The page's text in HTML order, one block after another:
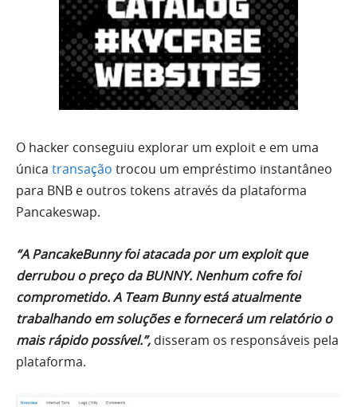
O hacker conseguiu explorar um exploit e em uma
única transação trocou um empréstimo instantâneo
para BNB e outros tokens através da plataforma
Pancakeswap.
“A PancakeBunny foi atacada por um exploit que
derrubou o preço da BUNNY. Nenhum cofre foi
comprometido. A Team Bunny está atualmente
trabalhando em soluções e fornecerá um relatório o
mais rápido possível.”, disseram os responsáveis pela
plataforma.